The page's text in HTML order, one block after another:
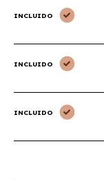
INCLUIDO
INCLUIDO
INCLUIDO